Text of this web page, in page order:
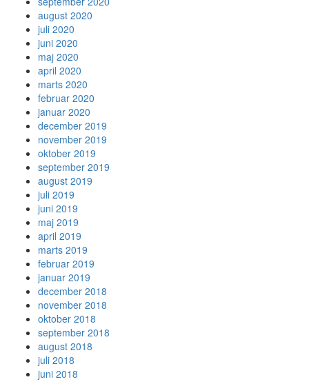
august 2020
juli 2020
juni 2020
maj 2020
april 2020
marts 2020
februar 2020
januar 2020
december 2019
november 2019
oktober 2019
september 2019
august 2019
juli 2019
juni 2019
maj 2019
april 2019
marts 2019
februar 2019
januar 2019
december 2018
november 2018
oktober 2018
september 2018
august 2018
juli 2018
juni 2018